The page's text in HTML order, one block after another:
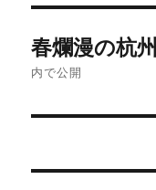
稿
ゲ
春爛漫の杭
内で公開